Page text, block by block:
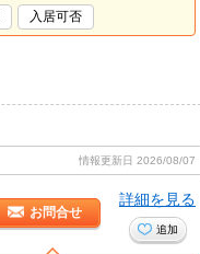
入居可否
情報更新日 2026/08/07
お問合せ
詳細を見る
追加